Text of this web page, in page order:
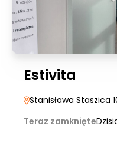
Estivita
Stanisława Staszica
Teraz zamknięte